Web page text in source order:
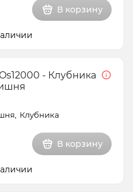
В корзину
- Клубника
Клубника
В корзину